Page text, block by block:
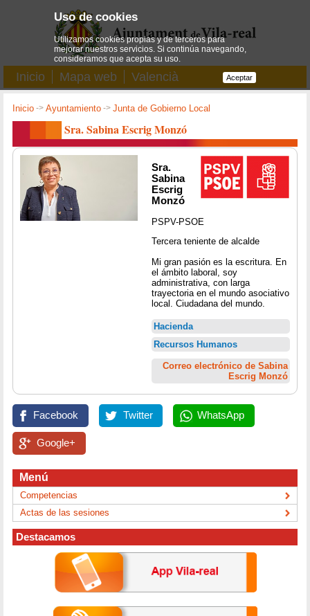
Inicio Mapa web Valencià
Inicio ->Ayuntamiento ->Junta de Gobierno Local
Sra. Sabina Escrig Monzó
Sra.
Sabina
Escrig
Monzó
PSPV-PSOE
Tercera teniente de alcalde
Mi gran pasión es la escritura. En
el ámbito laboral, soy
administrativa, con larga
trayectoria en el mundo asociativo
local. Ciudadana del mundo.
Hacienda
Recursos Humanos
Correo electrónico de Sabina
Escrig Monzó
Facebook Twitter WhatsApp
Google+
Menú
Competencias
Actas de las sesiones
Destacamos
Uso de cookies
Utilizamos cookies propias y de terceros para
mejorar nuestros servicios. Si continúa navegando,
consideramos que acepta su uso.
Aceptar